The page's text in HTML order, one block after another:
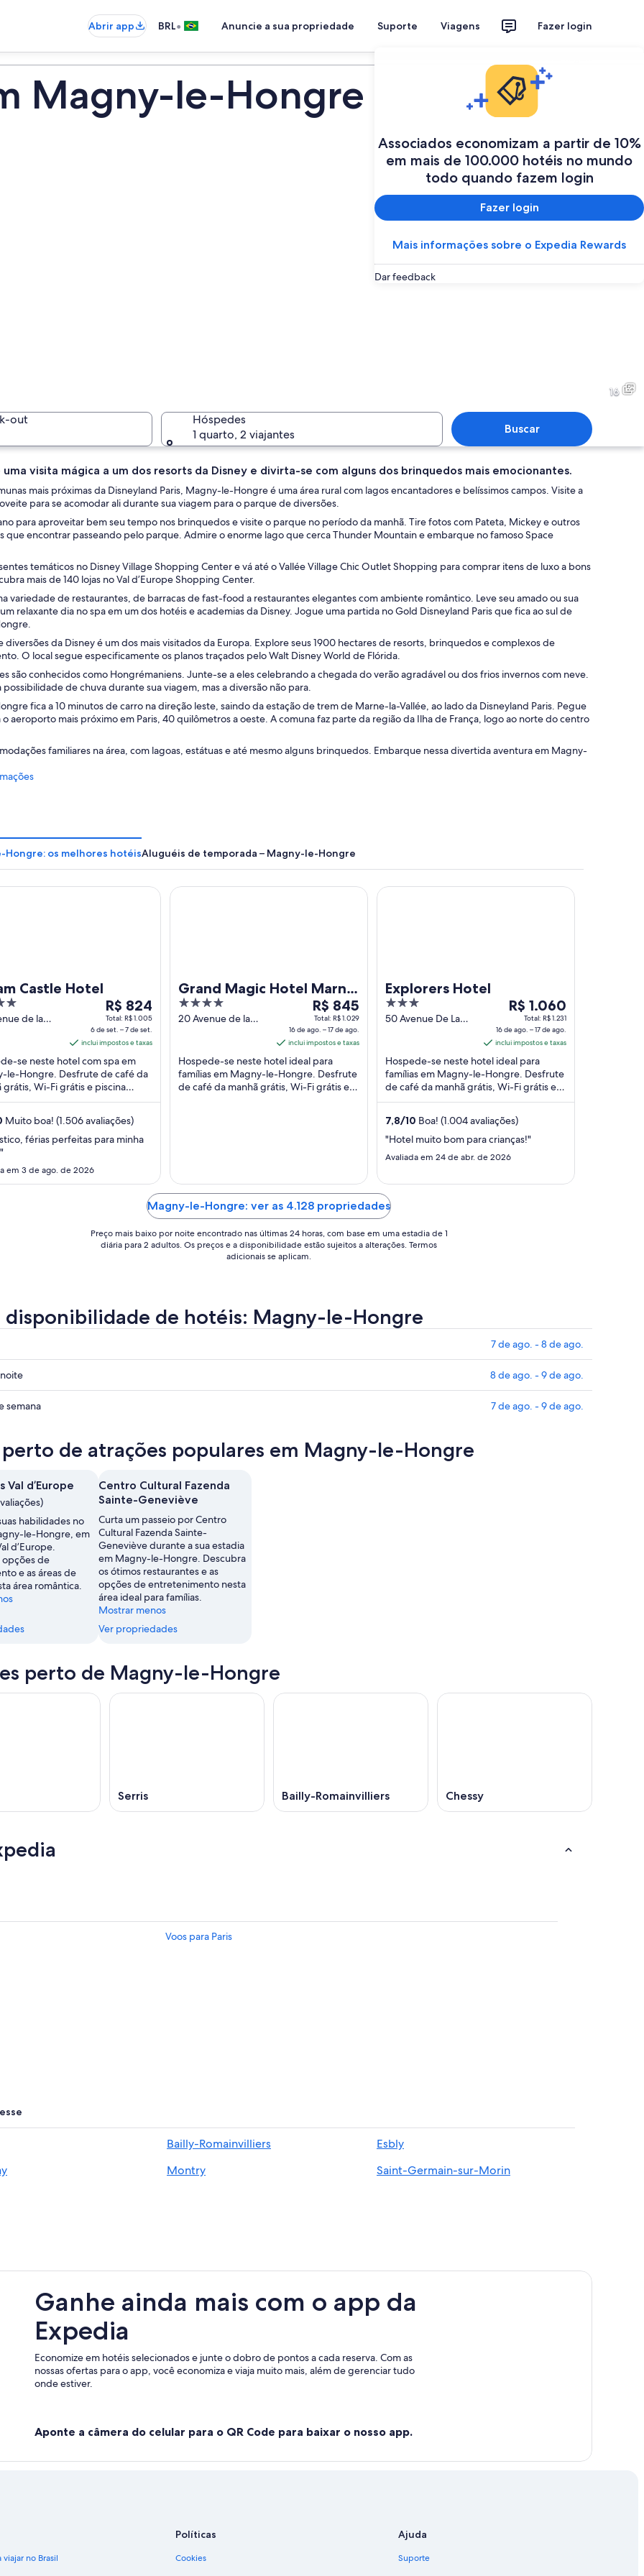
Abrir app BRL• Anuncie a sua propriedade Suporte Viagens Fazer login
Associados economizam a partir de 10%
em mais de 100.000 hotéis no mundo
todo quando fazem login
Fazer login
Mais informações sobre o Expedia Rewards
Dar feedback
Magny-le-Hongre
casas, árvores e uma rua.
Uma casa de dois andares coberta por hera verde, com venezianas e uma placa de
Uma rua arborizada com
16
out
Hóspedes
1 quarto, 2 viajantes
Buscar
visita mágica a um dos resorts da Disney e divirta-se com alguns dos brinquedos mais emocionantes.
mais próximas da Disneyland Paris, Magny-le-Hongre é uma área rural com lagos encantadores e belíssimos campos. Visite a
para se acomodar ali durante sua viagem para o parque de diversões.
para aproveitar bem seu tempo nos brinquedos e visite o parque no período da manhã. Tire fotos com Pateta, Mickey e outros
que encontrar passeando pelo parque. Admire o enorme lago que cerca Thunder Mountain e embarque no famoso Space
temáticos no Disney Village Shopping Center e vá até o Vallée Village Chic Outlet Shopping para comprar itens de luxo a bons
mais de 140 lojas no Val d’Europe Shopping Center.
variedade de restaurantes, de barracas de fast-food a restaurantes elegantes com ambiente romântico. Leve seu amado ou sua
relaxante dia no spa em um dos hotéis e academias da Disney. Jogue uma partida no Gold Disneyland Paris que fica ao sul de
diversões da Disney é um dos mais visitados da Europa. Explore seus 1900 hectares de resorts, brinquedos e complexos de
O local segue especificamente os planos traçados pelo Walt Disney World de Flórida.
são conhecidos como Hongrémaniens. Junte-se a eles celebrando a chegada do verão agradável ou dos frios invernos com neve.
possibilidade de chuva durante sua viagem, mas a diversão não para.
fica a 10 minutos de carro na direção leste, saindo da estação de trem de Marne-la-Vallée, ao lado da Disneyland Paris. Pegue
o aeroporto mais próximo em Paris, 40 quilômetros a oeste. A comuna faz parte da região da Ilha de França, logo ao norte do centro
familiares na área, com lagoas, estátuas e até mesmo alguns brinquedos. Embarque nessa divertida aventura em Magny-
Hongre: os melhores hotéisAluguéis de temporada – Magny-le-Hongre
Castle Hotel
de la
Marne
O
preço
é
de
R$ 824
por
diária
uma
estadia
de
7
de
R$ 824
Total: R$ 1.005
6 de set. – 7 de set.
inclui impostos e taxas
se neste hotel com spa em
le-Hongre. Desfrute de café da
grátis, Wi-Fi grátis e piscina
Nossos hóspedes elogiam a
Muito boa! (1.506 avaliações)
férias perfeitas para minha
em 3 de ago. de 2026
Hotel
Grand Magic Hotel Marne
La Vallée
4
out
20 Avenue de la
Seine-et-Marne
O
preço
é
de
R$ 845
por
diária
de
ago.
a
17
de
R$ 845
Total: R$ 1.029
16 de ago. – 17 de ago.
inclui impostos e taxas
Hospede-se neste hotel ideal para
famílias em Magny-le-Hongre. Desfrute
de café da manhã grátis, Wi-Fi grátis e
Grand Magic Hotel Marne La Vallée
Explorers Hotel
3
out
50 Avenue De La
Seine-et-Marne
O
preço
é
de
R$ 1.060
por
diária
uma
estadia
de
de
R$ 1.060
Total: R$ 1.231
16 de ago. – 17 de ago.
inclui impostos e taxas
Hospede-se neste hotel ideal para
famílias em Magny-le-Hongre. Desfrute
de café da manhã grátis, Wi-Fi grátis e 5
restaurantes. Nossos hóspedes elogiam
7,8/10 Boa! (1.004 avaliações)
"Hotel muito bom para crianças!"
Avaliada em 24 de abr. de 2026
Explorers Hotel
Magny-le-Hongre: ver as 4.128 propriedades
Preço mais baixo por noite encontrado nas últimas 24 horas, com base em uma estadia de 1
diária para 2 adultos. Os preços e a disponibilidade estão sujeitos a alterações. Termos
adicionais se aplicam.
disponibilidade de hotéis: Magny-le-Hongre
7 de ago. - 8 de ago.
8 de ago. - 9 de ago.
semana 7 de ago. - 9 de ago.
de atrações populares em Magny-le-Hongre
Val d’Europe
habilidades no
le-Hongre, em
d’Europe.
opções de
e as áreas de
área romântica.
Centro Cultural Fazenda
Sainte-Geneviève
Curta um passeio por Centro
Cultural Fazenda Sainte-
Geneviève durante a sua estadia
em Magny-le-Hongre. Descubra
os ótimos restaurantes e as
opções de entretenimento nesta
área ideal para famílias.
Mostrar menos
Ver propriedades
perto de Magny-le-Hongre
Serris Bailly-Romainvilliers Chessy
Voos para Paris
Bailly-Romainvilliers
Esbly
Montry Saint-Germain-sur-Morin
Ganhe ainda mais com o app da
Expedia
Economize em hotéis selecionados e junte o dobro de pontos a cada reserva. Com as
nossas ofertas para o app, você economiza e viaja muito mais, além de gerenciar tudo
onde estiver.
Aponte a câmera do celular para o QR Code para baixar o nosso app.
viajar no Brasil
Políticas
Cookies
Ajuda
Suporte